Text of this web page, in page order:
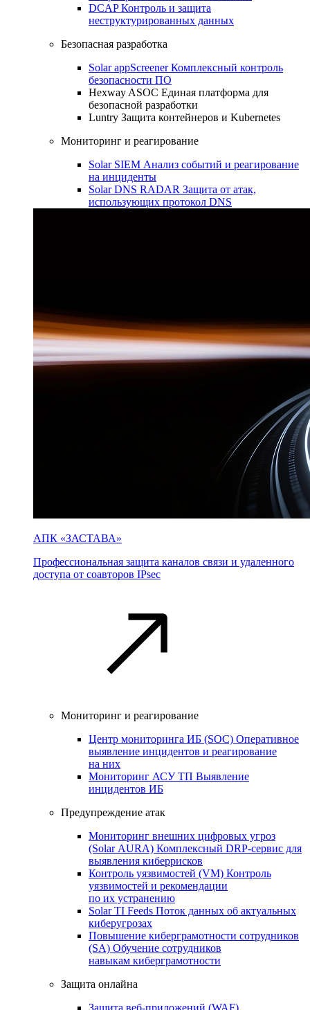
DCAPКонтроль и защита
неструктурированных данных
Безопасная разработка
Solar appScreenerКомплексный контроль
безопасности ПО
Hexway ASOC Единая платформа для
безопасной разработки
Luntry Защита контейнеров и Kubernetes
Мониторинг и реагирование
Solar SIEM Анализ событий и реагирование
на инциденты
Solar DNS RADAR Защита от атак,
использующих протокол DNS
АПК «ЗАСТАВА»
Профессиональная защита каналов связи и удаленного
доступа от соавторов IPsec
Мониторинг и реагирование
Центр мониторинга ИБ (SOC) Оперативное
выявление инцидентов и реагирование
на них
Мониторинг АСУ ТП Выявление
инцидентов ИБ
Предупреждение атак
Мониторинг внешних цифровых угроз
(Solar AURA) Комплексный DRP-сервис для
выявления киберрисков
Контроль уязвимостей (VM) Контроль
уязвимостей и рекомендации
по их устранению
Solar TI Feeds Поток данных об актуальных
киберугрозах
Повышение киберграмотности сотрудников
(SA) Обучение сотрудников
навыкам киберграмотности
Защита онлайна
Защита веб-приложений (WAF)